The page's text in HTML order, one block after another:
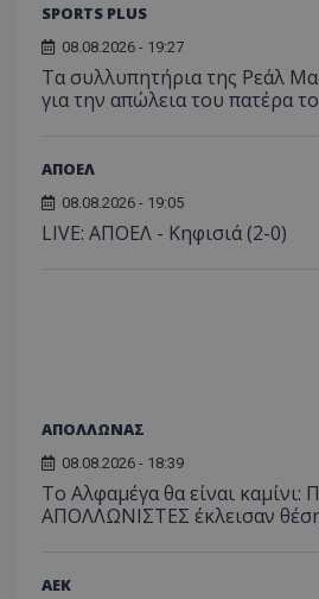
SPORTS PLUS
08.08.2026 - 19:27
Τα συλλυπητήρια της Ρεάλ
για την απώλεια του πατέρα
ΑΠΟΕΛ
08.08.2026 - 19:05
LIVE: ΑΠΟΕΛ - Κηφισιά (2-0)
ΑΠΟΛΛΩΝΑΣ
08.08.2026 - 18:39
Το Αλφαμέγα θα είναι καμίνι:
ΑΠΟΛΛΩΝΙΣΤΕΣ έκλεισαν
ΑEK